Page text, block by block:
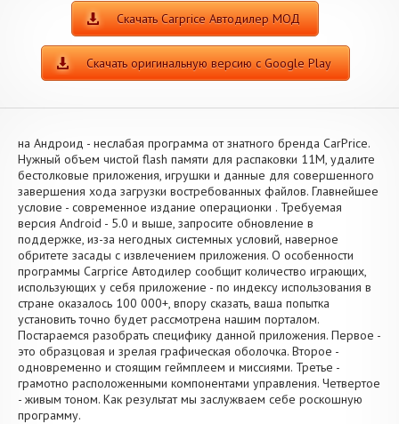
Скачать Carprice Автодилер МОД
Скачать оригинальную версию с Google Play
на Андроид - неслабая программа от знатного бренда CarPrice.
Нужный объем чистой flash памяти для распаковки 11M, удалите
бестолковые приложения, игрушки и данные для совершенного
завершения хода загрузки востребованных файлов. Главнейшее
условие - современное издание операционки . Требуемая
версия Android - 5.0 и выше, запросите обновление в
поддержке, из-за негодных системных условий, наверное
обритете засады с извлечением приложения. О особенности
программы Carprice Автодилер сообщит количество играющих,
использующих у себя приложение - по индексу использования в
стране оказалось 100 000+, впору сказать, ваша попытка
установить точно будет рассмотрена нашим порталом.
Постараемся разобрать специфику данной приложения. Первое -
это образцовая и зрелая графическая оболочка. Второе -
одновременно и стоящим геймплеем и миссиями. Третье -
грамотно расположенными компонентами управления. Четвертое
- живым тоном. Как результат мы заслужваем себе роскошную
программу.